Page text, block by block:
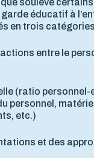
garde éducatif à
en trois
entre le
(ratio
personnel,
etc.)
et des